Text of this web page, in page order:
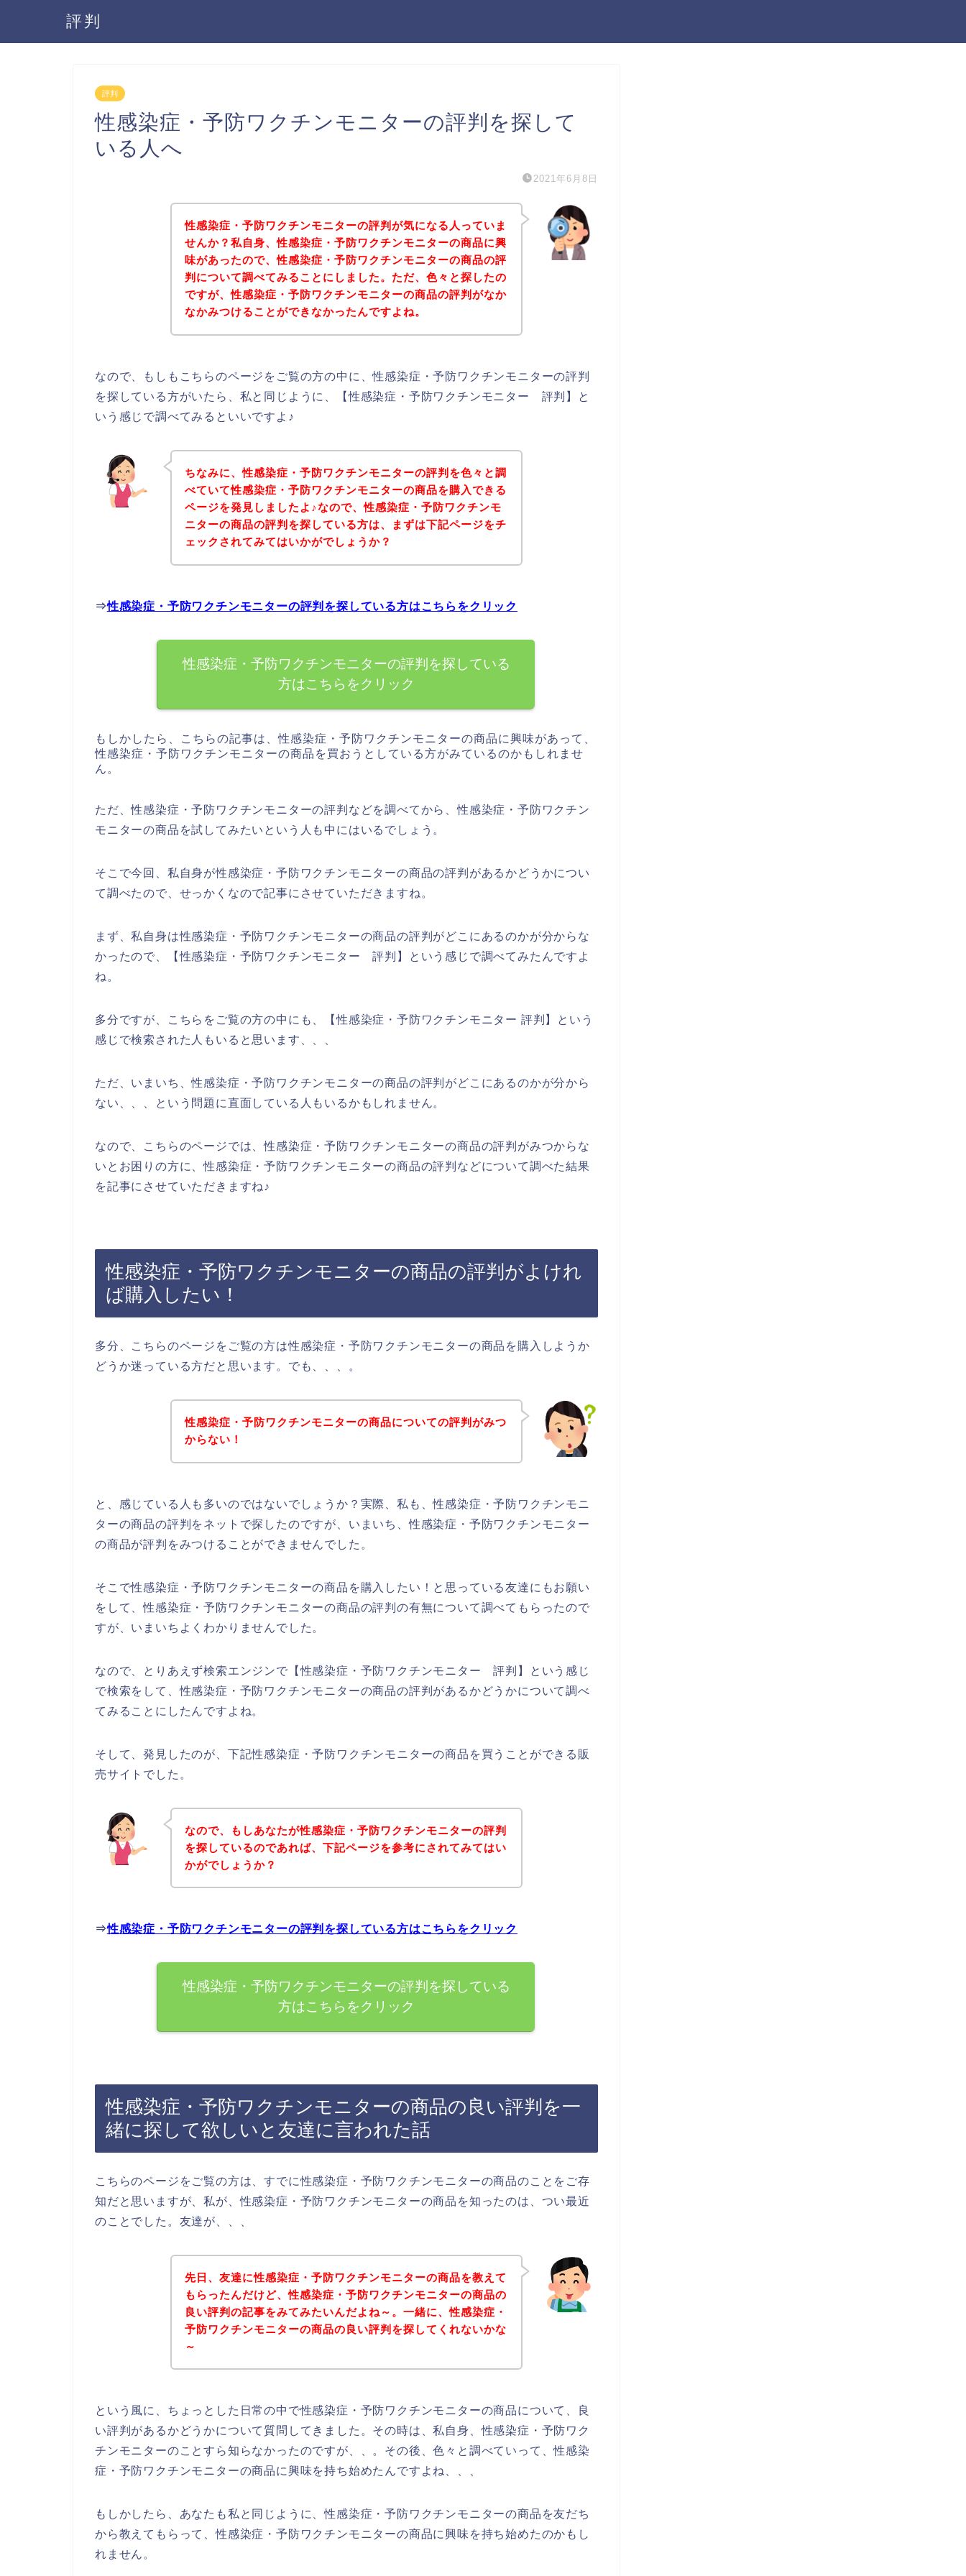
評判
評判
性感染症・予防ワクチンモニターの評判を探して
いる人へ
2021年6月8日
性感染症・予防ワクチンモニターの評判が気になる人っていま
せんか？私自身、性感染症・予防ワクチンモニターの商品に興
味があったので、性感染症・予防ワクチンモニターの商品の評
判について調べてみることにしました。ただ、色々と探したの
ですが、性感染症・予防ワクチンモニターの商品の評判がなか
なかみつけることができなかったんですよね。
なので、もしもこちらのページをご覧の方の中に、性感染症・予防ワクチンモニターの評判
を探している方がいたら、私と同じように、【性感染症・予防ワクチンモニター 評判】と
いう感じで調べてみるといいですよ♪
ちなみに、性感染症・予防ワクチンモニターの評判を色々と調
べていて性感染症・予防ワクチンモニターの商品を購入できる
ページを発見しましたよ♪なので、性感染症・予防ワクチンモ
ニターの商品の評判を探している方は、まずは下記ページをチ
ェックされてみてはいかがでしょうか？
⇒性感染症・予防ワクチンモニターの評判を探している方はこちらをクリック
性感染症・予防ワクチンモニターの評判を探している
方はこちらをクリック
もしかしたら、こちらの記事は、性感染症・予防ワクチンモニターの商品に興味があって、
性感染症・予防ワクチンモニターの商品を買おうとしている方がみているのかもしれませ
ん。
ただ、性感染症・予防ワクチンモニターの評判などを調べてから、性感染症・予防ワクチン
モニターの商品を試してみたいという人も中にはいるでしょう。
そこで今回、私自身が性感染症・予防ワクチンモニターの商品の評判があるかどうかについ
て調べたので、せっかくなので記事にさせていただきますね。
まず、私自身は性感染症・予防ワクチンモニターの商品の評判がどこにあるのかが分からな
かったので、【性感染症・予防ワクチンモニター 評判】という感じで調べてみたんですよ
ね。
多分ですが、こちらをご覧の方の中にも、【性感染症・予防ワクチンモニター 評判】という
感じで検索された人もいると思います、、、
ただ、いまいち、性感染症・予防ワクチンモニターの商品の評判がどこにあるのかが分から
ない、、、という問題に直面している人もいるかもしれません。
なので、こちらのページでは、性感染症・予防ワクチンモニターの商品の評判がみつからな
いとお困りの方に、性感染症・予防ワクチンモニターの商品の評判などについて調べた結果
を記事にさせていただきますね♪
性感染症・予防ワクチンモニターの商品の評判がよけれ
ば購入したい！
多分、こちらのページをご覧の方は性感染症・予防ワクチンモニターの商品を購入しようか
どうか迷っている方だと思います。でも、、、。
性感染症・予防ワクチンモニターの商品についての評判がみつ
からない！
と、感じている人も多いのではないでしょうか？実際、私も、性感染症・予防ワクチンモニ
ターの商品の評判をネットで探したのですが、いまいち、性感染症・予防ワクチンモニター
の商品が評判をみつけることができませんでした。
そこで性感染症・予防ワクチンモニターの商品を購入したい！と思っている友達にもお願い
をして、性感染症・予防ワクチンモニターの商品の評判の有無について調べてもらったので
すが、いまいちよくわかりませんでした。
なので、とりあえず検索エンジンで【性感染症・予防ワクチンモニター 評判】という感じ
で検索をして、性感染症・予防ワクチンモニターの商品の評判があるかどうかについて調べ
てみることにしたんですよね。
そして、発見したのが、下記性感染症・予防ワクチンモニターの商品を買うことができる販
売サイトでした。
なので、もしあなたが性感染症・予防ワクチンモニターの評判
を探しているのであれば、下記ページを参考にされてみてはい
かがでしょうか？
⇒性感染症・予防ワクチンモニターの評判を探している方はこちらをクリック
性感染症・予防ワクチンモニターの評判を探している
方はこちらをクリック
性感染症・予防ワクチンモニターの商品の良い評判を一
緒に探して欲しいと友達に言われた話
こちらのページをご覧の方は、すでに性感染症・予防ワクチンモニターの商品のことをご存
知だと思いますが、私が、性感染症・予防ワクチンモニターの商品を知ったのは、つい最近
のことでした。友達が、、、
先日、友達に性感染症・予防ワクチンモニターの商品を教えて
もらったんだけど、性感染症・予防ワクチンモニターの商品の
良い評判の記事をみてみたいんだよね～。一緒に、性感染症・
予防ワクチンモニターの商品の良い評判を探してくれないかな
～
という風に、ちょっとした日常の中で性感染症・予防ワクチンモニターの商品について、良
い評判があるかどうかについて質問してきました。その時は、私自身、性感染症・予防ワク
チンモニターのことすら知らなかったのですが、、。その後、色々と調べていって、性感染
症・予防ワクチンモニターの商品に興味を持ち始めたんですよね、、、
もしかしたら、あなたも私と同じように、性感染症・予防ワクチンモニターの商品を友だち
から教えてもらって、性感染症・予防ワクチンモニターの商品に興味を持ち始めたのかもし
れません。